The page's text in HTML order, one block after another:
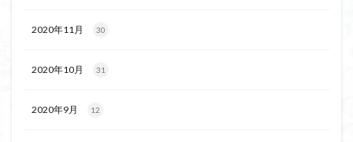
2020年11月 30
2020年10月 31
2020年9月 12